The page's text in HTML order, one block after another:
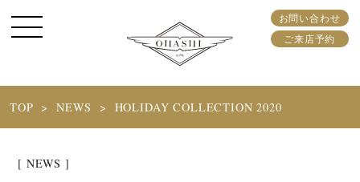
お問い合わせ
ご来店予約
TOP NEWS HOLIDAY COLLECTION 2020
[ NEWS ]